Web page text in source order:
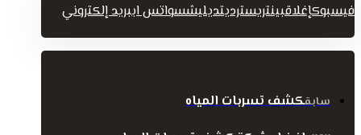
فيسبوكإغلاقبينتريسترديتديليشسواتس اببريد إلكتروني
سابقكشف تسربات المياه